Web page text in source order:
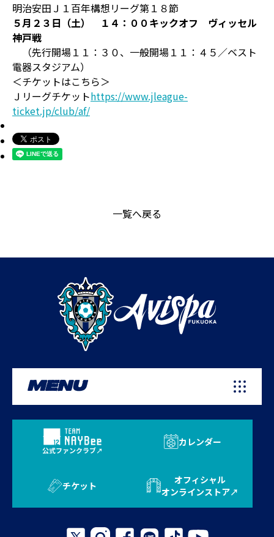
明治安田Ｊ１百年構想リーグ第１８節
５月２３日（土） １４：００キックオフ ヴィッセル
神戸戦
（先行開場１１：３０、一般開場１１：４５／ベスト
電器スタジアム）
＜チケットはこちら＞
Ｊリーグチケットhttps://www.jleague-
ticket.jp/club/af/
一覧へ戻る
MENU
公式ファンクラブ
カレンダー
チケット
オフィシャル
オンラインストア